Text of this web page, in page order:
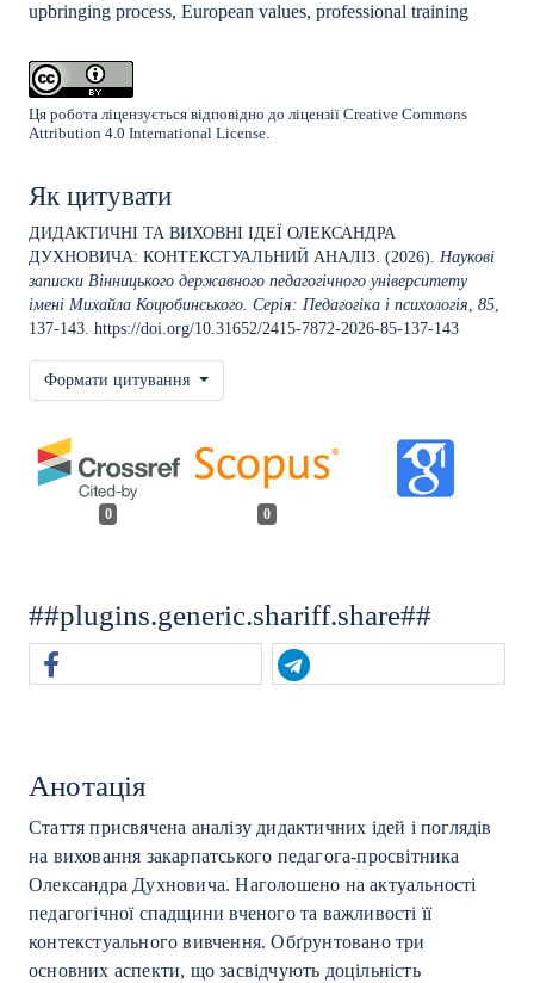
upbringing process, European values, professional training
Ця робота ліцензується відповідно до ліцензії Creative Commons
Attribution 4.0 International License.
Як цитувати
ДИДАКТИЧНІ ТА ВИХОВНІ ІДЕЇ ОЛЕКСАНДРА
ДУХНОВИЧА: КОНТЕКСТУАЛЬНИЙ АНАЛІЗ. (2026). Наукові
записки Вінницького державного педагогічного університету
імені Михайла Коцюбинського. Серія: Педагогіка і психологія, 85,
137-143. https://doi.org/10.31652/2415-7872-2026-85-137-143
Формати цитування
0 0
##plugins.generic.shariff.share##
Анотація
Стаття присвячена аналізу дидактичних ідей і поглядів
на виховання закарпатського педагога-просвітника
Олександра Духновича. Наголошено на актуальності
педагогічної спадщини вченого та важливості її
контекстуального вивчення. Обґрунтовано три
основних аспекти, що засвідчують доцільність